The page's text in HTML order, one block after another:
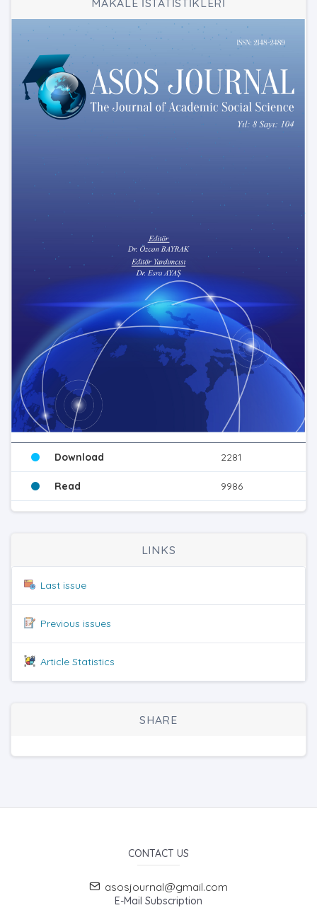
Download 2281
Read 9986
LINKS
Last issue
Previous issues
Article Statistics
SHARE
CONTACT US
asosjournal@gmail.com
E-Mail Subscription